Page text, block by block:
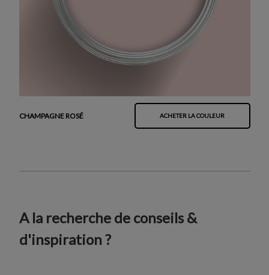
CHAMPAGNE ROSÉ ACHETER LA COULEUR
A la recherche de conseils &
d'inspiration ?